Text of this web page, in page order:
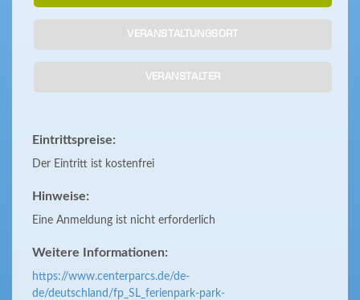
VERANSTALTUNGSORT
VERANSTALTER
Eintrittspreise:
Der Eintritt ist kostenfrei
Hinweise:
Eine Anmeldung ist nicht erforderlich
Weitere Informationen:
https://www.centerparcs.de/de-
de/deutschland/fp_SL_ferienpark-park-